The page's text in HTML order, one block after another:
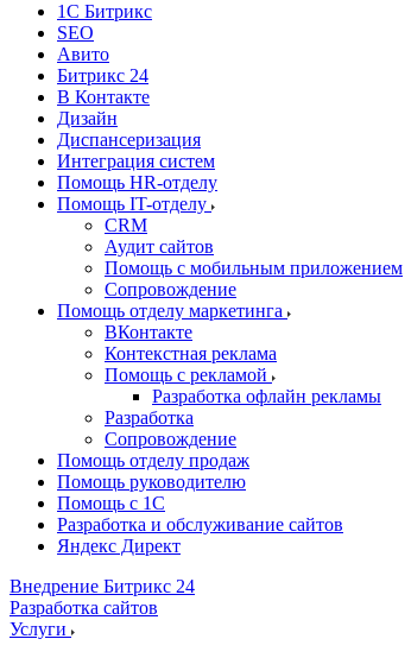
1С Битрикс
SEO
Авито
Битрикс 24
В Контакте
Дизайн
Диспансеризация
Интеграция систем
Помощь HR-отделу
Помощь IT-отделу
CRM
Аудит сайтов
Помощь с мобильным приложением
Сопровождение
Помощь отделу маркетинга
ВКонтакте
Контекстная реклама
Помощь с рекламой
Разработка офлайн рекламы
Разработка
Сопровождение
Помощь отделу продаж
Помощь руководителю
Помощь с 1С
Разработка и обслуживание сайтов
Яндекс Директ
Внедрение Битрикс 24
Разработка сайтов
Услуги